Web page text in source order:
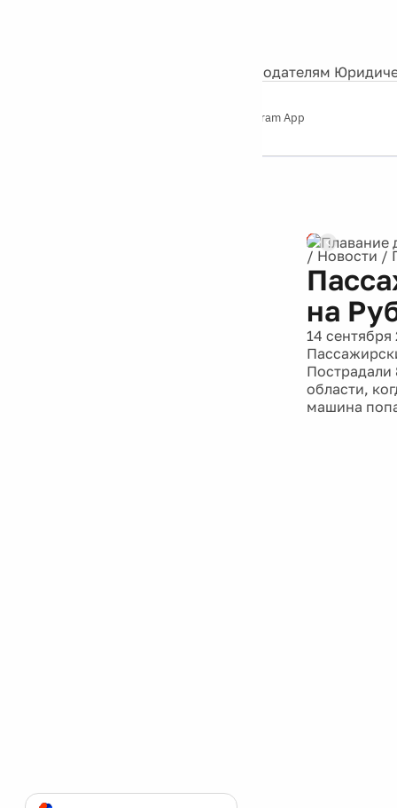
Рекламодателям
Telegram App
/ Новости /
на
14 сентября
Пострадали
области,
машина